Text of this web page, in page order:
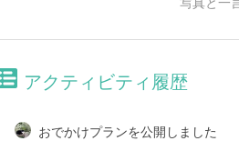
アクティビティ履歴
おでかけプランを公開しました